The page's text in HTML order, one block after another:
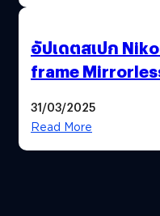
อัปเดตสเปก
frame
31/03/2025
Read More